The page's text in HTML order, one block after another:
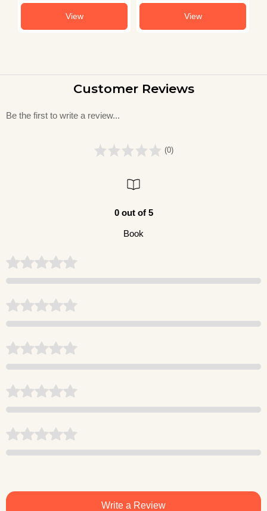
View View
Customer Reviews
Be the first to write a review...
(0)
0 out of 5
Book
Write a Review